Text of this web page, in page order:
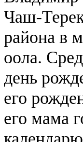
Чаш-
района в
оола.
день
его
его мама